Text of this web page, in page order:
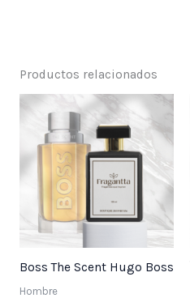
Productos relacionados
Boss The Scent Hugo Boss
Hombre
Price
$ 25,000
through
$ 55,000